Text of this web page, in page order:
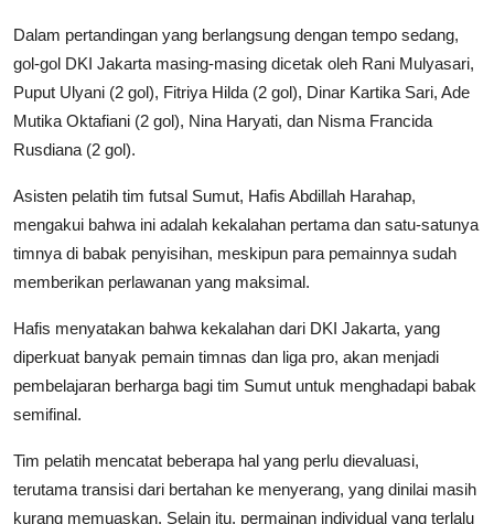
Dalam pertandingan yang berlangsung dengan tempo sedang,
gol-gol DKI Jakarta masing-masing dicetak oleh Rani Mulyasari,
Puput Ulyani (2 gol), Fitriya Hilda (2 gol), Dinar Kartika Sari, Ade
Mutika Oktafiani (2 gol), Nina Haryati, dan Nisma Francida
Rusdiana (2 gol).
Asisten pelatih tim futsal Sumut, Hafis Abdillah Harahap,
mengakui bahwa ini adalah kekalahan pertama dan satu-satunya
timnya di babak penyisihan, meskipun para pemainnya sudah
memberikan perlawanan yang maksimal.
Hafis menyatakan bahwa kekalahan dari DKI Jakarta, yang
diperkuat banyak pemain timnas dan liga pro, akan menjadi
pembelajaran berharga bagi tim Sumut untuk menghadapi babak
semifinal.
Tim pelatih mencatat beberapa hal yang perlu dievaluasi,
terutama transisi dari bertahan ke menyerang, yang dinilai masih
kurang memuaskan. Selain itu, permainan individual yang terlalu